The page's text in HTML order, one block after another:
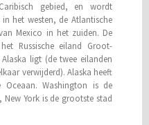
gebied, en wordt
het westen, de Atlantische
Mexico in het zuiden. De
Russische eiland Groot-
ligt (de twee eilanden
verwijderd). Alaska heeft
Washington is de
York is de grootste stad